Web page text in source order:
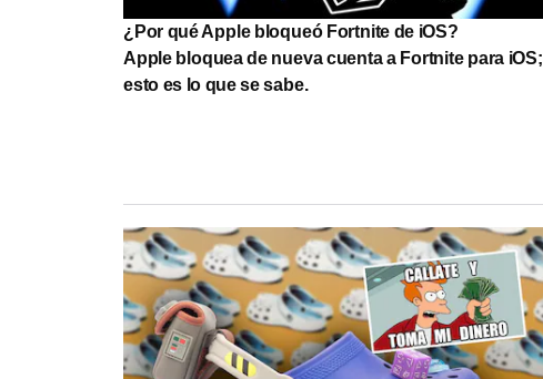
¿Por qué Apple bloqueó Fortnite de iOS?
Apple bloquea de nueva cuenta a Fortnite para iOS;
esto es lo que se sabe.